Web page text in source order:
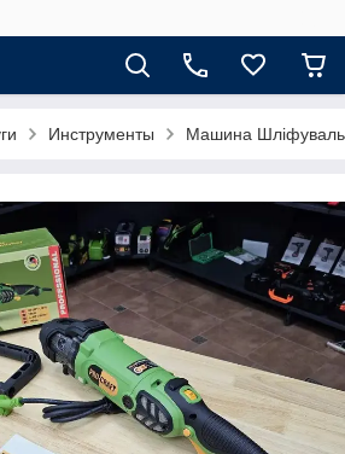
Инструменты Машина